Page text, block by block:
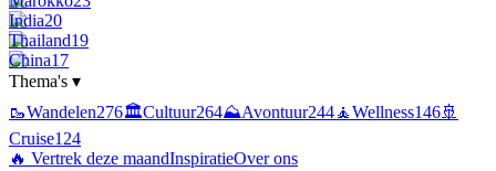
India20
Thailand19
China17
Thema's ▾
🥾Wandelen276🏛️Cultuur264⛰️Avontuur244🧘Wellness146🚢
Cruise124
🔥 Vertrek deze maandInspiratieOver ons